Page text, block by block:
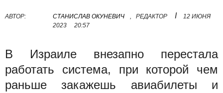
АВТОР: СТАНИСЛАВ ОКУНЕВИЧ , РЕДАКТОР I
12 ИЮНЯ
2023
20:57
В Израиле внезапно перестала
работать система, при которой чем
раньше закажешь авиабилеты и